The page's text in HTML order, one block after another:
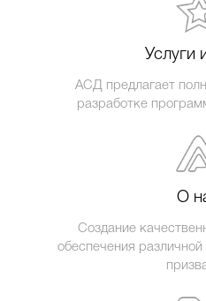
Услуги
АСД предлагает
разработке
О
Создание
обеспечения